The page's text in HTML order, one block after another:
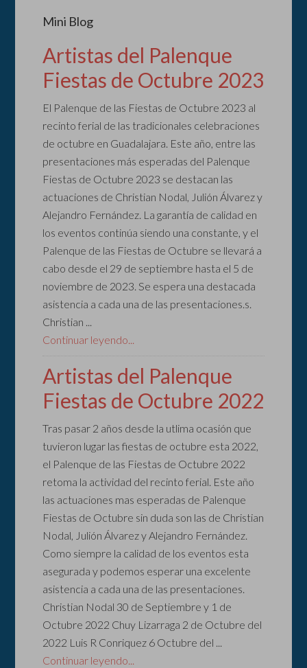
Mini Blog
Artistas del Palenque
Fiestas de Octubre 2023
El Palenque de las Fiestas de Octubre 2023 al
recinto ferial de las tradicionales celebraciones
de octubre en Guadalajara. Este año, entre las
presentaciones más esperadas del Palenque
Fiestas de Octubre 2023 se destacan las
actuaciones de Christian Nodal, Julión Álvarez y
Alejandro Fernández. La garantía de calidad en
los eventos continúa siendo una constante, y el
Palenque de las Fiestas de Octubre se llevará a
cabo desde el 29 de septiembre hasta el 5 de
noviembre de 2023. Se espera una destacada
asistencia a cada una de las presentaciones.s.
Christian ...
Continuar leyendo...
Artistas del Palenque
Fiestas de Octubre 2022
Tras pasar 2 años desde la utlima ocasión que
tuvieron lugar las fiestas de octubre esta 2022,
el Palenque de las Fiestas de Octubre 2022
retoma la actividad del recinto ferial. Este año
las actuaciones mas esperadas de Palenque
Fiestas de Octubre sin duda son las de Christian
Nodal, Julión Álvarez y Alejandro Fernández.
Como siempre la calidad de los eventos esta
asegurada y podemos esperar una excelente
asistencia a cada una de las presentaciones.
Christian Nodal 30 de Septiembre y 1 de
Octubre 2022 Chuy Lizarraga 2 de Octubre del
2022 Luis R Conriquez 6 Octubre del ...
Continuar leyendo...